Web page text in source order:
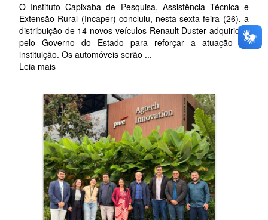
O Instituto Capixaba de Pesquisa, Assistência Técnica e
Extensão Rural (Incaper) concluiu, nesta sexta-feira (26), a
distribuição de 14 novos veículos Renault Duster adquiridos
pelo Governo do Estado para reforçar a atuação da
instituição. Os automóveis serão ...
Leia mais